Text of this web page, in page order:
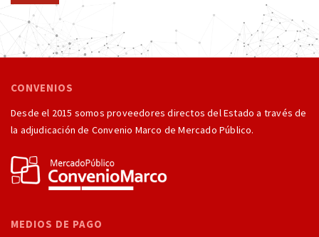
CONVENIOS
Desde el 2015 somos proveedores directos del Estado a través de
la adjudicación de Convenio Marco de Mercado Público.
MEDIOS DE PAGO